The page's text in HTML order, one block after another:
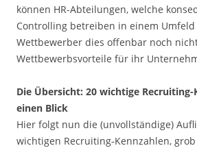
können HR-Abteilungen, welche
Controlling betreiben in einem Umfeld
Wettbewerber dies offenbar noch
Wettbewerbsvorteile für ihr
Die Übersicht: 20 wichtige Recruiting-
einen Blick
Hier folgt nun die (unvollständige)
wichtigen Recruiting-Kennzahlen,